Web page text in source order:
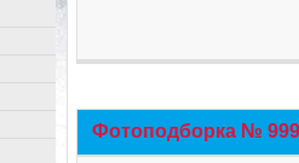
Фотоподборка №